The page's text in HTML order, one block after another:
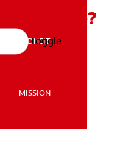
MISSION
MISSION
Toggle